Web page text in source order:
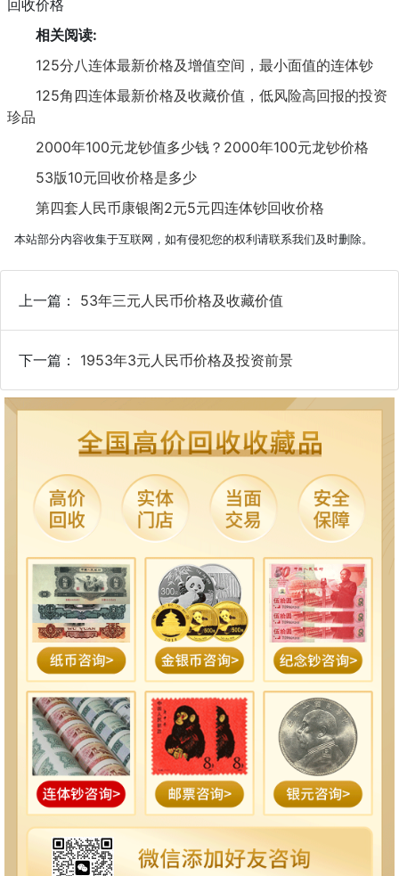
回收价格
相关阅读:
125分八连体最新价格及增值空间，最小面值的连体钞
125角四连体最新价格及收藏价值，低风险高回报的投资
珍品
2000年100元龙钞值多少钱？2000年100元龙钞价格
53版10元回收价格是多少
第四套人民币康银阁2元5元四连体钞回收价格
本站部分内容收集于互联网，如有侵犯您的权利请联系我们及时删除。
上一篇： 53年三元人民币价格及收藏价值
下一篇： 1953年3元人民币价格及投资前景